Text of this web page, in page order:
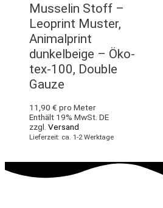
Musselin Stoff –
Leoprint Muster,
Animalprint
dunkelbeige – Öko-
tex-100, Double
Gauze
11,90 € pro Meter
Enthält 19% MwSt. DE
zzgl. Versand
Lieferzeit: ca. 1-2 Werktage